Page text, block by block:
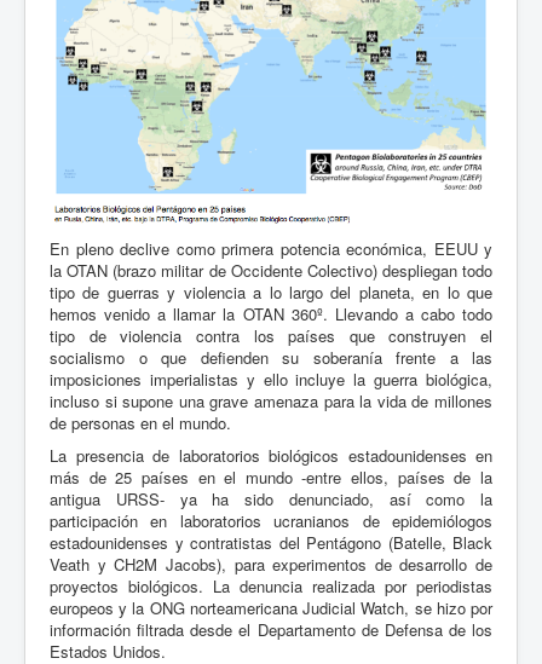
En pleno declive como primera potencia económica, EEUU y
la OTAN (brazo militar de Occidente Colectivo) despliegan todo
tipo de guerras y violencia a lo largo del planeta, en lo que
hemos venido a llamar la OTAN 360º. Llevando a cabo todo
tipo de violencia contra los países que construyen el
socialismo o que defienden su soberanía frente a las
imposiciones imperialistas y ello incluye la guerra biológica,
incluso si supone una grave amenaza para la vida de millones
de personas en el mundo.
La presencia de laboratorios biológicos estadounidenses en
más de 25 países en el mundo -entre ellos, países de la
antigua URSS- ya ha sido denunciado, así como la
participación en laboratorios ucranianos de epidemiólogos
estadounidenses y contratistas del Pentágono (Batelle, Black
Veath y CH2M Jacobs), para experimentos de desarrollo de
proyectos biológicos. La denuncia realizada por periodistas
europeos y la ONG norteamericana Judicial Watch, se hizo por
información filtrada desde el Departamento de Defensa de los
Estados Unidos.